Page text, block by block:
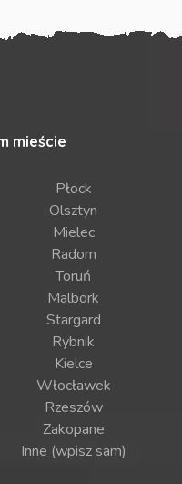
mieście
Płock
Olsztyn
Mielec
Radom
Toruń
Malbork
Stargard
Rybnik
Kielce
Włocławek
Rzeszów
Zakopane
Inne (wpisz sam)